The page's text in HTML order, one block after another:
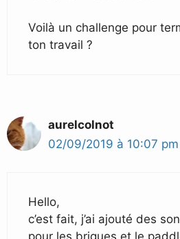
Voilà un challenge pour
ton travail ?
aurelcolnot
02/09/2019 à 10:07 pm
Hello,
c’est fait, j’ai ajouté des
pour les briques et le